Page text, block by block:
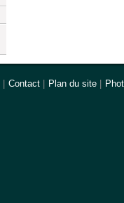
| Contact | Plan du site |